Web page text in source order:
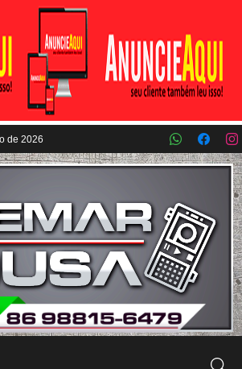
para o conteúdo principal
de 2026